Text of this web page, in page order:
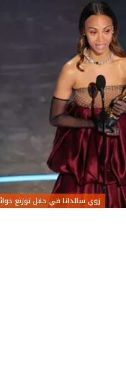
زوي سالدانا في حفل توزيع جوائز أوسكار 2025